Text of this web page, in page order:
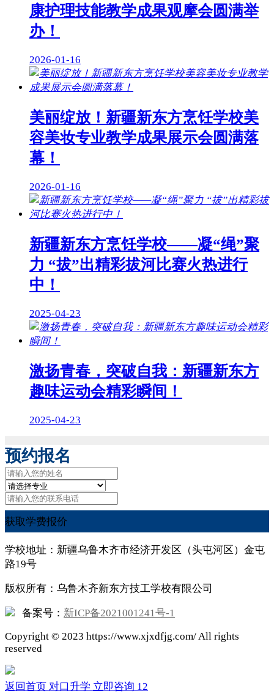
康护理技能教学成果观摩会圆满举
办！
2026-01-16
美丽绽放！新疆新东方烹饪学校美
容美妆专业教学成果展示会圆满落
幕！
2026-01-16
新疆新东方烹饪学校——凝“绳”聚
力 “拔”出精彩拔河比赛火热进行
中！
2025-04-23
激扬青春，突破自我：新疆新东方
趣味运动会精彩瞬间！
2025-04-23
预约报名
获取学费报价
学校地址：新疆乌鲁木齐市经济开发区（头屯河区）金屯
路19号
版权所有：乌鲁木齐新东方技工学校有限公司
备案号： 新ICP备2021001241号-1
Copyright © 2023 https://www.xjxdfjg.com/ All rights
reserved
返回首页 对口升学 立即咨询 12